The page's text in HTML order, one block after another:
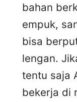
bahan
empuk,
bisa
lengan.
tentu saja
bekerja di